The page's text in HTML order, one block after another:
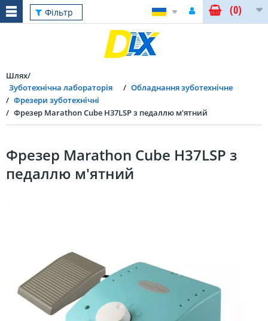
Фільтр (0)
Шлях
Зуботехнічна лабораторія
Обладнання зуботехнічне
Фрезери зуботехнічні
Фрезер Marathon Cube H37LSP з педаллю м'ятний
Фрезер Marathon Cube H37LSP з
педаллю м'ятний